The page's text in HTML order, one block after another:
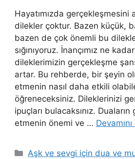
Hayatımızda gerçekleşmesini
dilekler çoktur. Bazen küçük,
bazen de çok önemli bu
sığınıyoruz. İnançımız ne
dileklerimizin gerçekleşme
artar. Bu rehberde, bir şeyin
etmenin nasıl daha etkili
öğreneceksiniz. Dileklerinizi
ipuçları bulacaksınız.
etmenin önemi ve …
Aşk ve sevgi için dua ve